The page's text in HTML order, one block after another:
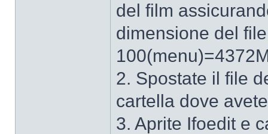
del film
dimensione del
2. Spostate il file
cartella dove
3. Aprite Ifoedit e